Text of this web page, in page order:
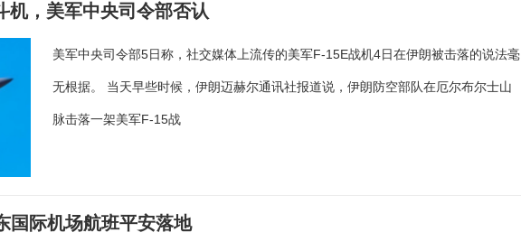
机，美军中央司令部否认
美军中央司令部5日称，社交媒体上流传的美军F-15E战机4日在伊朗被击落的说法毫
无根据。 当天早些时候，伊朗迈赫尔通讯社报道说，伊朗防空部队在厄尔布尔士山
脉击落一架美军F-15战
国际机场航班平安落地